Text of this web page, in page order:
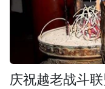
庆祝越老战斗